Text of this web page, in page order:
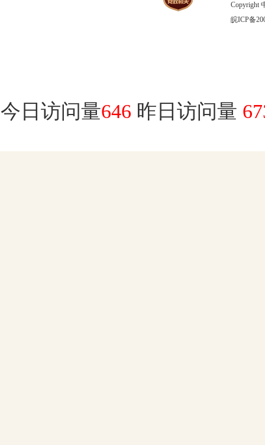
Copyright
皖ICP备
今日访问量646 昨日访问量